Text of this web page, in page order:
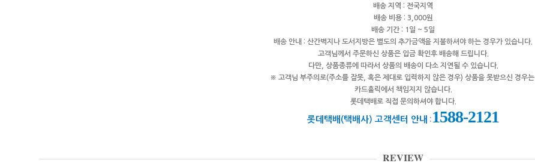
배송 지역 : 전국지역
배송 비용 : 3,000원
배송 기간 : 1일 ~ 5일
배송 안내 : 산간벽지나 도서지방은 별도의 추가금액을 지불하셔야 하는 경우가 있습니다.
고객님께서 주문하신 상품은 입금 확인후 배송해 드립니다.
다만, 상품종류에 따라서 상품의 배송이 다소 지연될 수 있습니다.
※ 고객님 부주의로(주소를 잘못, 혹은 제대로 입력하지 않은 경우) 상품을 못받으신 경우는
카드홀릭에서 책임지지 않습니다.
롯데택배로 직접 문의하셔야 합니다.
롯데택배(택배사) 고객센터 안내 : 1588-2121
REVIEW